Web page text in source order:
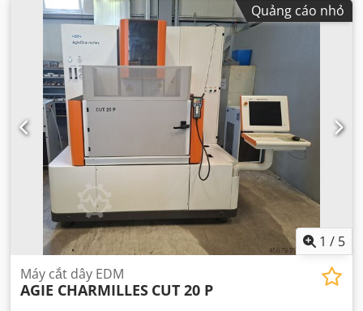
Quảng cáo nhỏ
1 / 5
Máy cắt dây EDM
AGIE CHARMILLES CUT 20 P